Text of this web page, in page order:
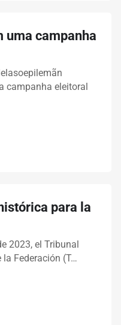
uma campanha
campanha eleitoral
para la
2023, el Tribunal
la Federación (T…